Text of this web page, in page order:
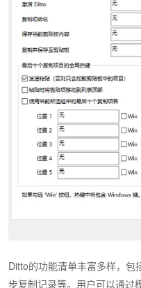
Ditto的功能清单丰富多样，包
步复制记录等。用户可以通过